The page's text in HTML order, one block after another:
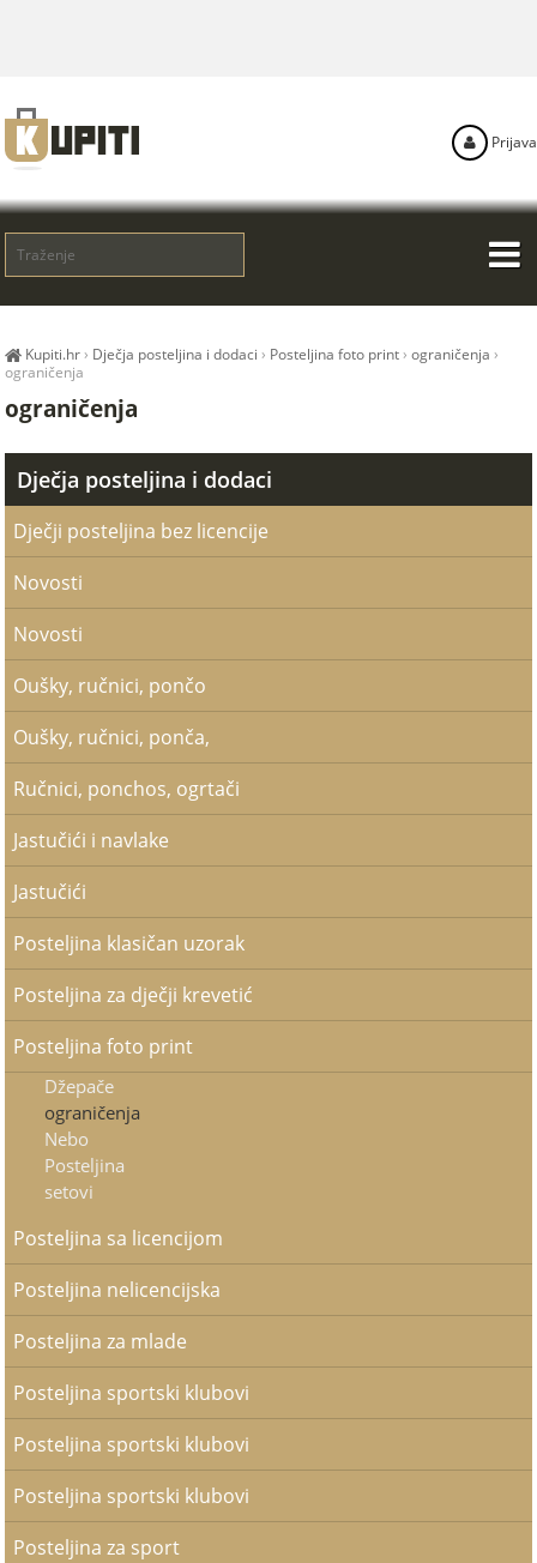
Kupiti.hr› Dječja posteljina i dodaci › Posteljina foto print ›ograničenja ›
ograničenja
ograničenja
Dječja posteljina i dodaci
Dječji posteljina bez licencije
Novosti
Novosti
Oušky, ručnici, pončo
Oušky, ručnici, ponča,
Ručnici, ponchos, ogrtači
Jastučići i navlake
Jastučići
Posteljina klasičan uzorak
Posteljina za dječji krevetić
Posteljina foto print
Džepače
ograničenja
Nebo
Posteljina
setovi
Posteljina sa licencijom
Posteljina nelicencijska
Posteljina za mlade
Posteljina sportski klubovi
Posteljina sportski klubovi
Posteljina sportski klubovi
Posteljina za sport
Prijava